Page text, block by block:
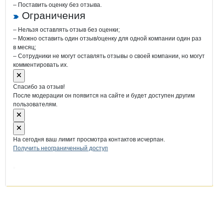
– Поставить оценку без отзыва.
Ограничения
– Нельзя оставлять отзыв без оценки;
– Можно оставить один отзыв/оценку для одной компании один раз
в месяц;
– Сотрудники не могут оставлять отзывы о своей компании, но могут
комментировать их.
Спасибо за отзыв!
После модерации он появится на сайте и будет доступен другим
пользователям.
На сегодня ваш лимит просмотра контактов исчерпан.
Получить неограниченный доступ